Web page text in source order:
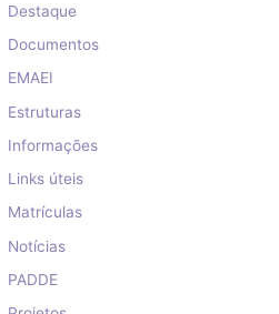
Destaque
Documentos
EMAEI
Estruturas
Informações
Links úteis
Matrículas
Notícias
PADDE